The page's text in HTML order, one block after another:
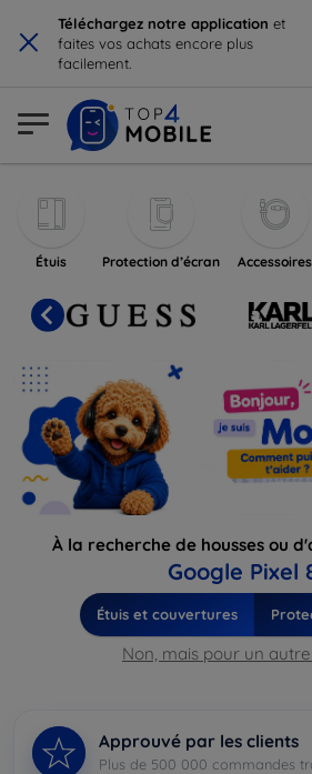
× Téléchargez notre application et
faites vos achats encore plus
facilement.
Étuis Protection d’écran Accessoires
À la recherche de housses ou
Google Pixel
Étuis et couvertures
Non, mais pour un
Approuvé par les clients
Plus de 500 000 commandes